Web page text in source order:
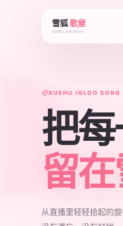
雪狐歌屋
SONG ARCHIVE
XUEHU IGLOO SONG
把每
留在
从直播里轻轻拾起的旋